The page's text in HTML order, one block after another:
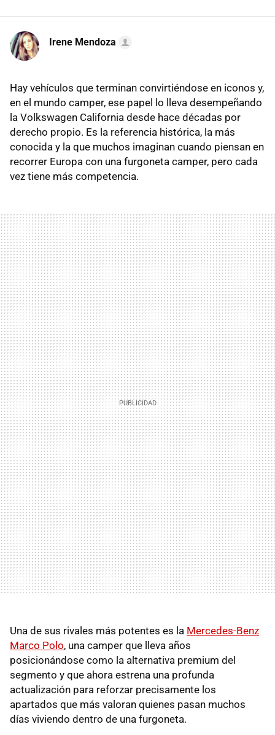
Irene Mendoza
Hay vehículos que terminan convirtiéndose en iconos y,
en el mundo camper, ese papel lo lleva desempeñando
la Volkswagen California desde hace décadas por
derecho propio. Es la referencia histórica, la más
conocida y la que muchos imaginan cuando piensan en
recorrer Europa con una furgoneta camper, pero cada
vez tiene más competencia.
Una de sus rivales más potentes es la Mercedes-Benz
Marco Polo, una camper que lleva años
posicionándose como la alternativa premium del
segmento y que ahora estrena una profunda
actualización para reforzar precisamente los
apartados que más valoran quienes pasan muchos
días viviendo dentro de una furgoneta.